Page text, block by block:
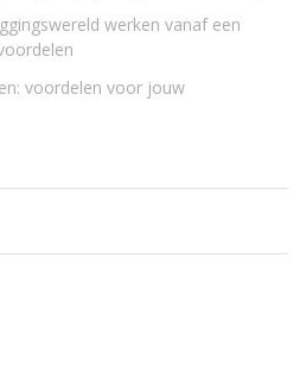
werken vanaf een
voordelen voor jouw